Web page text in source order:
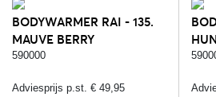
BODYWARMER RAI - 135.
MAUVE BERRY
590000
Adviesprijs p.st. € 49,95